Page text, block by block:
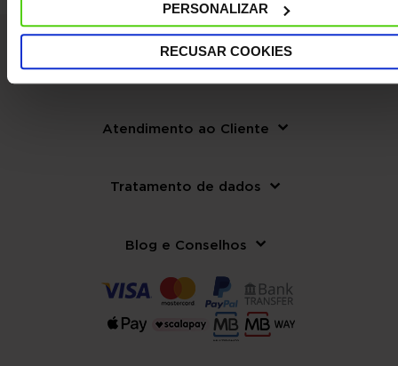
PERSONALIZAR
RECUSAR COOKIES
La empresa
Atendimento ao Cliente
Tratamento de dados
Blog e Conselhos